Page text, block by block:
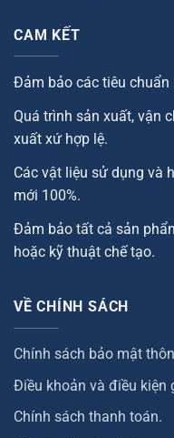
CAM KẾT
Đảm bảo các tiêu
Quá trình sản xuất, vận
xuất xứ hợp lệ.
Các vật liệu sử dụng và
mới 100%.
Đảm bảo tất cả sản
hoặc kỹ thuật chế tạo.
VỀ CHÍNH SÁCH
Chính sách bảo mật
Điều khoản và điều kiện
Chính sách thanh toán.